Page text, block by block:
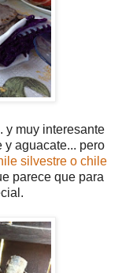
y muy interesante
y aguacate... pero
silvestre o chile
parece que para